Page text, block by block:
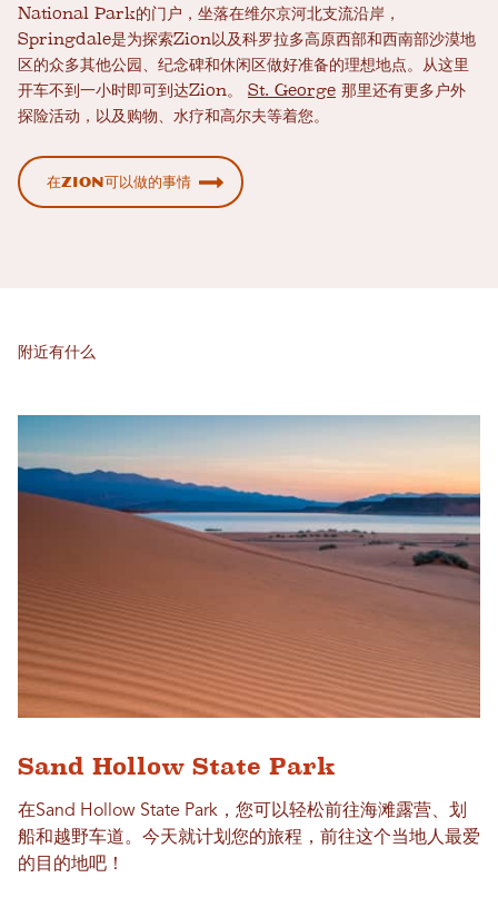
National Park的门户，坐落在维尔京河北支流沿岸，
Springdale是为探索Zion以及科罗拉多高原西部和西南部沙漠地
区的众多其他公园、纪念碑和休闲区做好准备的理想地点。从这里
开车不到一小时即可到达Zion。 St. George 那里还有更多户外
探险活动，以及购物、水疗和高尔夫等着您。
在Zion可以做的事情
附近有什么
Sand Hollow State Park
在Sand Hollow State Park，您可以轻松前往海滩露营、划
船和越野车道。今天就计划您的旅程，前往这个当地人最爱
的目的地吧！